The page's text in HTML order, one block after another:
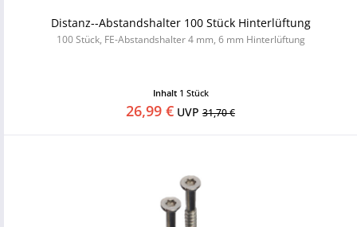
Distanz--Abstandshalter 100 Stück Hinterlüftung
100 Stück, FE-Abstandshalter 4 mm, 6 mm Hinterlüftung
Inhalt 1 Stück
26,99 € UVP 31,70 €